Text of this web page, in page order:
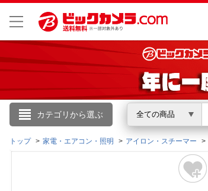
カテゴリから選ぶ 全ての商品
こんにちは
ログイン
トップ 家電・エアコン・照明 アイロン・スチーマー